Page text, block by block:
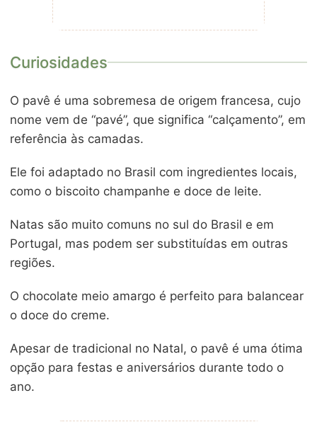
Curiosidades
O pavê é uma sobremesa de origem francesa, cujo
nome vem de “pavé”, que significa “calçamento”, em
referência às camadas.
Ele foi adaptado no Brasil com ingredientes locais,
como o biscoito champanhe e doce de leite.
Natas são muito comuns no sul do Brasil e em
Portugal, mas podem ser substituídas em outras
regiões.
O chocolate meio amargo é perfeito para balancear
o doce do creme.
Apesar de tradicional no Natal, o pavê é uma ótima
opção para festas e aniversários durante todo o
ano.